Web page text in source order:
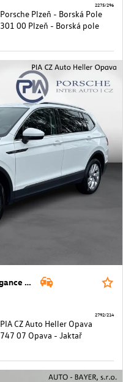
Porsche Plzeň - Borská Pole
301 00 Plzeň - Borská pole
2275/296
VW Tiguan Allspace 2.0 TDI DSG Elegance 110 kW
PIA CZ Auto Heller Opava
747 07 Opava - Jaktař
2792/214